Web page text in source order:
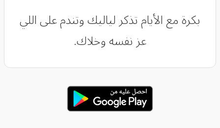
بكرة مع الأيام تذكر لياليك وتندم على اللي
عز نفسه وخلاك.